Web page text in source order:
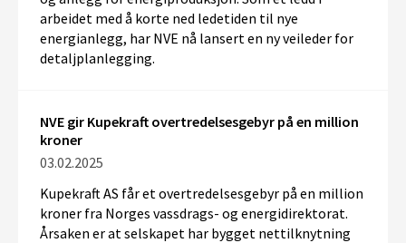
arbeidet med å korte ned ledetiden til nye
energianlegg, har NVE nå lansert en ny veileder for
detaljplanlegging.
NVE gir Kupekraft overtredelsesgebyr på en million
kroner
03.02.2025
Kupekraft AS får et overtredelsesgebyr på en million
kroner fra Norges vassdrags- og energidirektorat.
Årsaken er at selskapet har bygget nettilknytning